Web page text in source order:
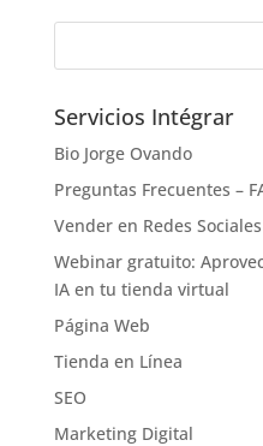
Servicios Intégrar
Bio Jorge Ovando
Preguntas Frecuentes –
Vender en Redes Sociales
Webinar gratuito:
IA en tu tienda virtual
Página Web
Tienda en Línea
SEO
Marketing Digital